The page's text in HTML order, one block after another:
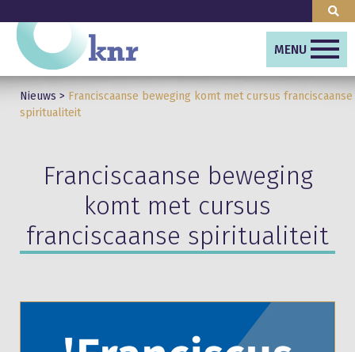
MENU
Nieuws > Franciscaanse beweging komt met cursus franciscaanse
spiritualiteit
Franciscaanse beweging
komt met cursus
franciscaanse spiritualiteit